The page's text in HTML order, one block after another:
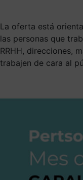
La oferta está
las personas que
RRHH, direcciones,
trabajen de cara al